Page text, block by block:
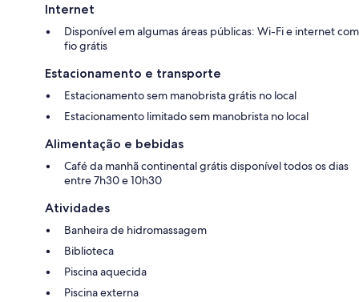
Internet
Disponível em algumas áreas públicas: Wi-Fi e internet com
fio grátis
Estacionamento e transporte
Estacionamento sem manobrista grátis no local
Estacionamento limitado sem manobrista no local
Alimentação e bebidas
Café da manhã continental grátis disponível todos os dias
entre 7h30 e 10h30
Atividades
Banheira de hidromassagem
Biblioteca
Piscina aquecida
Piscina externa